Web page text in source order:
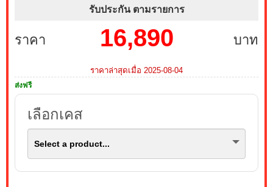
บริการ Onsite Service ติดตั้งคอมพิวเตอร์ถึงบ้านคุณ เมื่อ
ซื้อพร้อมคอมเซ็ต ลดทันที 200 บาท จากปกติ 1,000 บาท
สนใจโปรโมชั่นนี้ ติดต่อ 02-017-4444
เมื่อซื้อพร้อมคอมเซ็ต ลดทันที 790 บาท จากปกติ 3,590
MP273L E14 144Hz FREESYNC (1 เซ็ต ต่อ 1 จอ) สนใจ
บาท เหลือเพียง 2,900 บาท MONITOR 24.5 GIGABYTE
IPS GS25F2A SPEAKERS 240Hz (1 เซ็ต ต่อ 1 จอ)
สนใจโปรโมชั่นนี้ ติดต่อ 02-017-4444
รับประกัน ตามรายการ
ราคา บาท
16,890
ราคาล่าสุดเมื่อ 2025-08-04
ส่งฟรี
เลือกเคส
Select a product...